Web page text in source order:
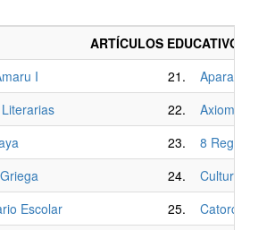
ARTÍCULOS EDUCATIVOS
I 21.
Aparato
22.
Axiomas de
23.
8 Regiones
24.
Cultura
Escolar 25.
Catorce